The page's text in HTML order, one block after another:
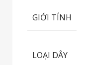
GIỚI TÍNH
LOẠI DÂY